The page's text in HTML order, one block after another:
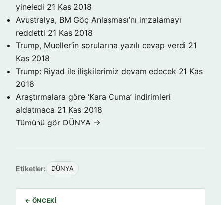
yineledi 21 Kas 2018
Avustralya, BM Göç Anlaşması’nı imzalamayı
reddetti 21 Kas 2018
Trump, Mueller’in sorularına yazılı cevap verdi 21
Kas 2018
Trump: Riyad ile ilişkilerimiz devam edecek 21 Kas
2018
Araştırmalara göre ‘Kara Cuma’ indirimleri
aldatmaca 21 Kas 2018
Tümünü gör DÜNYA →
Etiketler: DÜNYA
← ÖNCEKI